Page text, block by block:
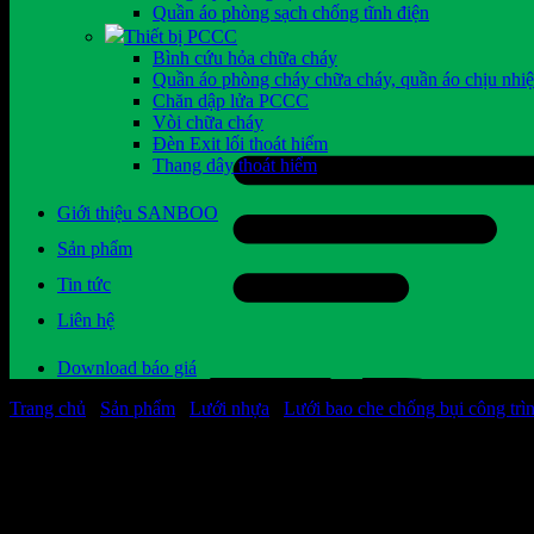
Quần áo phòng sạch chống tĩnh điện
Thiết bị PCCC
Bình cứu hỏa chữa cháy
Quần áo phòng cháy chữa cháy, quần áo chịu
Chăn dập lửa PCCC
Vòi chữa cháy
Đèn Exit lối thoát hiểm
Thang dây thoát hiểm
Giới thiệu SANBOO
Sản phẩm
Tin tức
Liên hệ
Download báo giá
Trang chủ
Sản phẩm Lưới nhựa Lưới bao che chống bụi công